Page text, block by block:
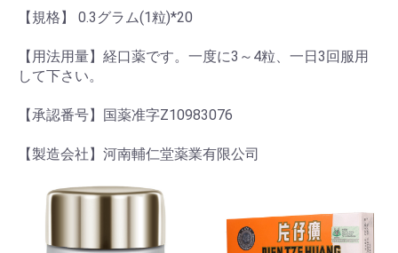
【規格】 0.3グラム(1粒)*20
【用法用量】経口薬です。一度に3～4粒、一日3回服用
して下さい。
【承認番号】国薬准字Z10983076
【製造会社】河南輔仁堂薬業有限公司